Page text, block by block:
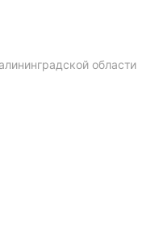
области